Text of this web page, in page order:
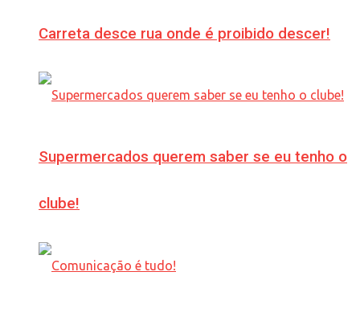
Carreta desce rua onde é proibido descer!
Supermercados querem saber se eu tenho o
clube!